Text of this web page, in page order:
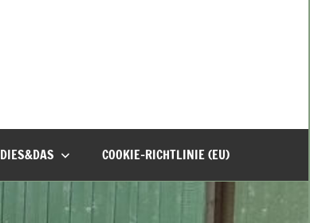
DIES&DAS COOKIE-RICHTLINIE (EU)